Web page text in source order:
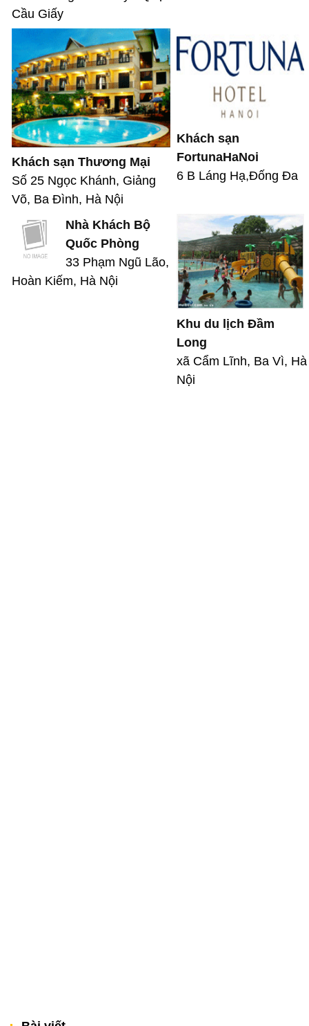
Cầu Giấy
Khách sạn Thương Mại
Số 25 Ngọc Khánh, Giảng
Võ, Ba Đình, Hà Nội
Khách sạn
FortunaHaNoi
6 B Láng Hạ,Đống Đa
Nhà Khách Bộ
Quốc Phòng
33 Phạm Ngũ Lão,
Hoàn Kiếm, Hà Nội
Khu du lịch Đầm
Long
xã Cẩm Lĩnh, Ba Vì, Hà
Nội